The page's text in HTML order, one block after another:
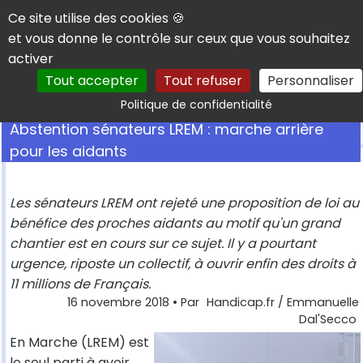
Panneau de gestion des cookies
Ce site utilise des cookies 🍪
et vous donne le contrôle sur ceux que vous souhaitez
activer
Tout accepter
Tout refuser Personnaliser
Politique de confidentialitéRechercher
Abstention sénateurs LREM : marche arrière
pour les aidants
Les sénateurs LREM ont rejeté une proposition de loi au
bénéfice des proches aidants au motif qu'un grand
chantier est en cours sur ce sujet. Il y a pourtant
urgence, riposte un collectif, à ouvrir enfin des droits à
11 millions de Français.
16 novembre 2018 • Par Handicap.fr / Emmanuelle
Dal'Secco
En Marche (LREM) est